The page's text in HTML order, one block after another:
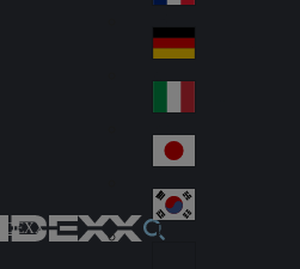
IDEXX
d
Fra
nc
e
Ge
an
y
Ital
y
Jap
an
Ko